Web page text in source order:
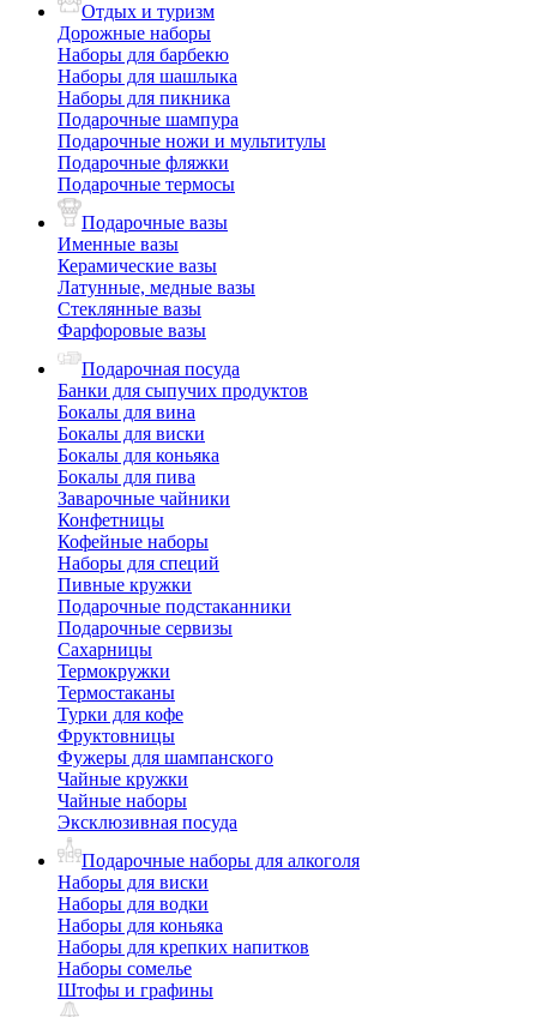
Отдых и туризм
Дорожные наборы
Наборы для барбекю
Наборы для шашлыка
Наборы для пикника
Подарочные шампура
Подарочные ножи и мультитулы
Подарочные фляжки
Подарочные термосы
Подарочные вазы
Именные вазы
Керамические вазы
Латунные, медные вазы
Стеклянные вазы
Фарфоровые вазы
Подарочная посуда
Банки для сыпучих продуктов
Бокалы для вина
Бокалы для виски
Бокалы для коньяка
Бокалы для пива
Заварочные чайники
Конфетницы
Кофейные наборы
Наборы для специй
Пивные кружки
Подарочные подстаканники
Подарочные сервизы
Сахарницы
Термокружки
Термостаканы
Турки для кофе
Фруктовницы
Фужеры для шампанского
Чайные кружки
Чайные наборы
Эксклюзивная посуда
Подарочные наборы для алкоголя
Наборы для виски
Наборы для водки
Наборы для коньяка
Наборы для крепких напитков
Наборы сомелье
Штофы и графины